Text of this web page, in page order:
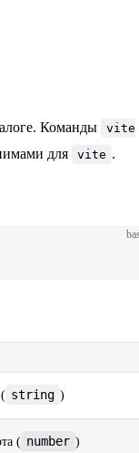
Команды
vite
для vite .
string )
( number )